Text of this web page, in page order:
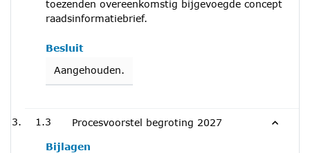
toezenden overeenkomstig bijgevoegde concept
raadsinformatiebrief.
Besluit
Aangehouden.
1.3 Procesvoorstel begroting 2027
Bijlagen